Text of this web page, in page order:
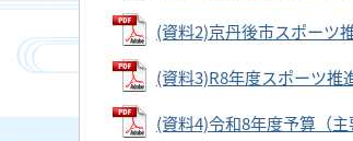
(資料2)京丹後市スポーツ
(資料3)R8年度スポーツ推
(資料4)令和8年度予算（